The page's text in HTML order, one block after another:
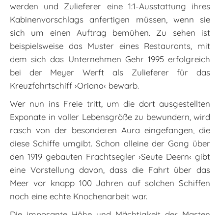
werden und Zulieferer eine 1:1-Ausstattung ihres
Kabinenvorschlags anfertigen müssen, wenn sie
sich um einen Auftrag bemühen. Zu sehen ist
beispielsweise das Muster eines Restaurants, mit
dem sich das Unternehmen Gehr 1995 erfolgreich
bei der Meyer Werft als Zulieferer für das
Kreuzfahrtschiff ›Oriana‹ bewarb.
Wer nun ins Freie tritt, um die dort ausgestellten
Exponate in voller Lebensgröße zu bewundern, wird
rasch von der besonderen Aura eingefangen, die
diese Schiffe umgibt. Schon alleine der Gang über
den 1919 gebauten Frachtsegler ›Seute Deern‹ gibt
eine Vorstellung davon, dass die Fahrt über das
Meer vor knapp 100 Jahren auf solchen Schiffen
noch eine echte Knochenarbeit war.